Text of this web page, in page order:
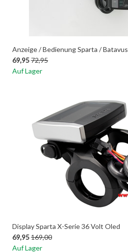
Anzeige / Bedienung Sparta / Batavus
69,9572,95
Auf Lager
Display Sparta X-Serie 36 Volt Oled
69,95169,00
Auf Lager